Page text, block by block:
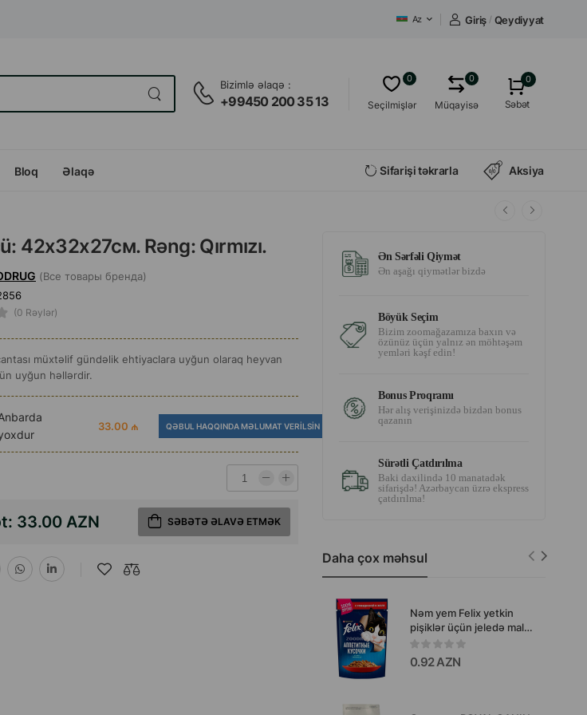
Az Giriş / Qeydiyyat
Bizimlə əlaqə :
+99450 200 35 13 Seçilmişlər
0
Müqayisə
0 0
Səbət
Bloq Əlaqə Sifarişi təkrarla Aksiya
42х32х27см. Rəng: Qırmızı.
(Все товары бренда)
(0 Rəylər)
müxtəlif gündəlik ehtiyaclara uyğun olaraq heyvan
uyğun həllərdir.
33.00 ₼ QƏBUL HAQQINDA MƏLUMAT VERILSIN
33.00 AZN SƏBƏTƏ ƏLAVƏ ETMƏK
Ən Sərfəli Qiymət
Ən aşağı qiymətlər bizdə
Böyük Seçim
Bizim zoomağazamıza baxın və
özünüz üçün yalnız ən möhtəşəm
yemləri kəşf edin!
Bonus Proqramı
Hər alış verişinizdə bizdən bonus
qazanın
Sürətli Çatdırılma
Baki daxilində 10 manatadək
sifarişdə! Azərbaycan üzrə ekspress
çatdırılma!
Daha çox məhsul
Nəm yem Felix yetkin
pişiklər üçün jeledə mal
əti dadi ilə 75 qr.
0.92 AZN